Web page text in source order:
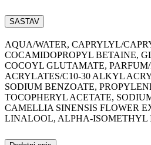
SASTAV
AQUA/WATER, CAPRYLYL/
COCAMIDOPROPYL BETAINE,
COCOYL GLUTAMATE,
ACRYLATES/C10-30 ALKYL
SODIUM BENZOATE,
TOCOPHERYL ACETATE,
CAMELLIA SINENSIS FLOWER
LINALOOL, ALPHA-ISOMETHYL